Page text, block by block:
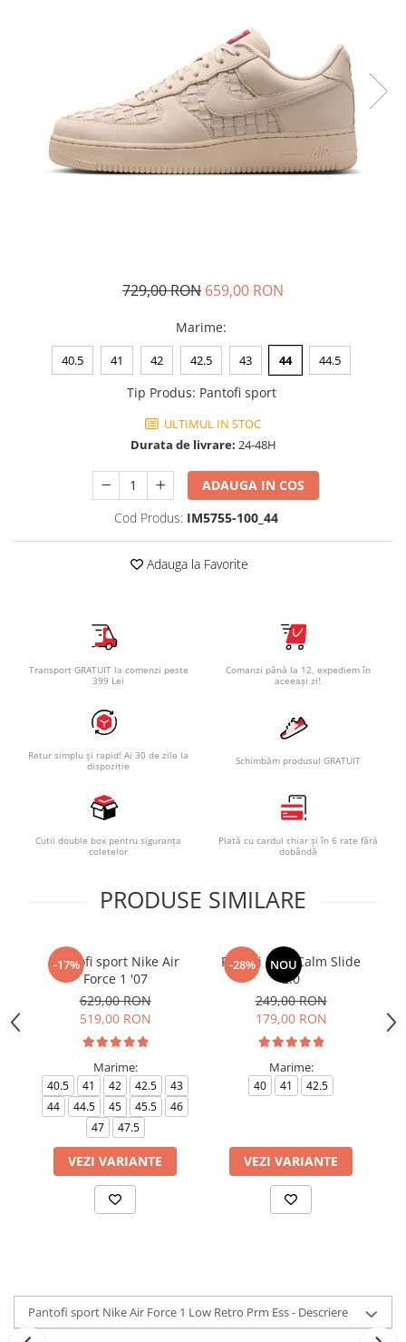
Pantaloni scurti Copii
Accesorii
Ingrijire incaltaminte
729,00 RON 659,00 RON
Marime:
40.5 41 42 42.5 43 44 44.5
Tip Produs: Pantofi sport
ULTIMUL IN STOC
Durata de livrare: 24-48H
ADAUGA IN COS
Cod Produs: IM5755-100_44
Adauga la Favorite
Transport GRATUIT la comenzi peste
399 Lei
Comanzi până la 12, expediem în
aceeași zi!
Retur simplu și rapid! Ai 30 de zile la
dispoziție
Schimbăm produsul GRATUIT
Cutii double box pentru siguranța
coletelor
Plată cu cardul chiar și în 6 rate fără
dobândă
PRODUSE SIMILARE
-17%
Pantofi sport Nike Air
Force 1 '07
629,00 RON
519,00 RON
Marime:
40.5 41 42 42.5
43
44
44.5 45 45.5
46
47
47.5
VEZI VARIANTE
-28% NOU
Papuci Nike Calm Slide
2.0
249,00 RON
179,00 RON
Marime:
40 41 42.5
VEZI VARIANTE
Pantofi sport Nike Air Force 1 Low Retro Prm Ess - Descriere